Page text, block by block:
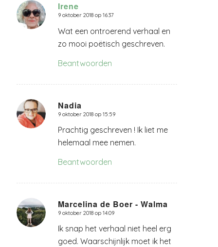
Irene
zegt:
9 oktober 2018 op 16:37
Wat een ontroerend verhaal en
zo mooi poëtisch geschreven.
Beantwoorden
Nadia
zegt:
9 oktober 2018 op 15:59
Prachtig geschreven ! Ik liet me
helemaal mee nemen.
Beantwoorden
Marcelina de Boer - Walma
zegt:
9 oktober 2018 op 14:09
Ik snap het verhaal niet heel erg
goed. Waarschijnlijk moet ik het